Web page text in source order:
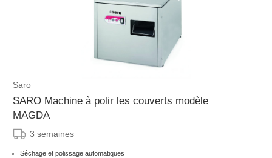
Saro
SARO Machine à polir les couverts modèle
MAGDA
3 semaines
Séchage et polissage automatiques